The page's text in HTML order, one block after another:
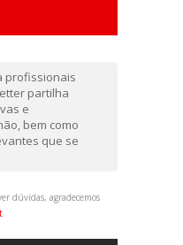
profissionais
partilha
e
bem como
que se
dúvidas, agradecemos